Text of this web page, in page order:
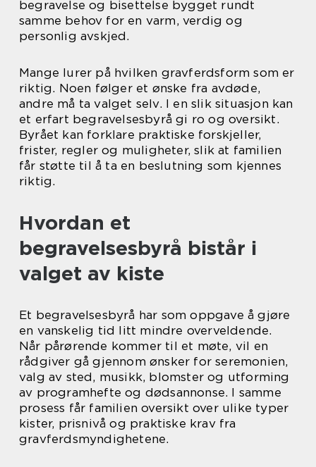
begravelse og bisettelse bygget rundt
samme behov for en varm, verdig og
personlig avskjed.
Mange lurer på hvilken gravferdsform som er
riktig. Noen følger et ønske fra avdøde,
andre må ta valget selv. I en slik situasjon kan
et erfart begravelsesbyrå gi ro og oversikt.
Byrået kan forklare praktiske forskjeller,
frister, regler og muligheter, slik at familien
får støtte til å ta en beslutning som kjennes
riktig.
Hvordan et
begravelsesbyrå bistår i
valget av kiste
Et begravelsesbyrå har som oppgave å gjøre
en vanskelig tid litt mindre overveldende.
Når pårørende kommer til et møte, vil en
rådgiver gå gjennom ønsker for seremonien,
valg av sted, musikk, blomster og utforming
av programhefte og dødsannonse. I samme
prosess får familien oversikt over ulike typer
kister, prisnivå og praktiske krav fra
gravferdsmyndighetene.